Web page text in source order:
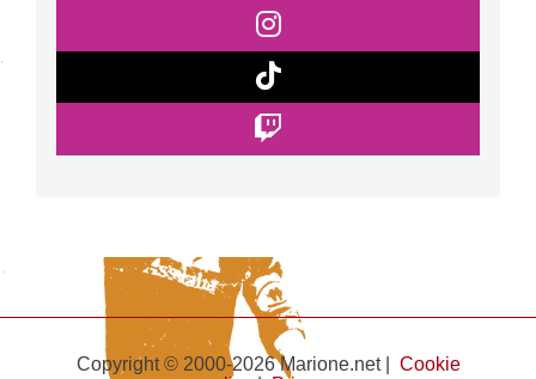
Copyright © 2000-2026 Marione.net | Cookie